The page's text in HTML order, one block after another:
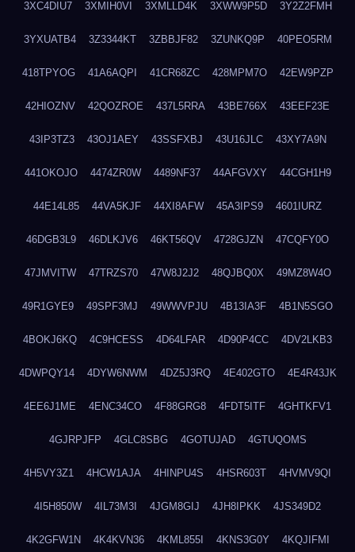
3XC4DIU7 3XMIH0VI 3XMLLD4K 3XWW9P5D 3Y2Z2FMH
3YXUATB4 3Z3344KT 3ZBBJF82 3ZUNKQ9P 40PEO5RM
418TPYOG 41A6AQPI 41CR68ZC 428MPM7O 42EW9PZP
42HIOZNV 42QOZROE 437L5RRA 43BE766X 43EEF23E
43IP3TZ3 43OJ1AEY 43SSFXBJ 43U16JLC 43XY7A9N
441OKOJO 4474ZR0W 4489NF37 44AFGVXY 44CGH1H9
44E14L85 44VA5KJF 44XI8AFW 45A3IPS9 4601IURZ
46DGB3L9 46DLKJV6 46KT56QV 4728GJZN 47CQFY0O
47JMVITW 47TRZS70 47W8J2J2 48QJBQ0X 49MZ8W4O
49R1GYE9 49SPF3MJ 49WWVPJU 4B13IA3F 4B1N5SGO
4BOKJ6KQ 4C9HCESS 4D64LFAR 4D90P4CC 4DV2LKB3
4DWPQY14 4DYW6NWM 4DZ5J3RQ 4E402GTO 4E4R43JK
4EE6J1ME 4ENC34CO 4F88GRG8 4FDT5ITF 4GHTKFV1
4GJRPJFP 4GLC8SBG 4GOTUJAD 4GTUQOMS
4H5VY3Z1 4HCW1AJA 4HINPU4S 4HSR603T 4HVMV9QI
4I5H850W 4IL73M3I 4JGM8GIJ 4JH8IPKK 4JS349D2
4K2GFW1N 4K4KVN36 4KML855I 4KNS3G0Y 4KQJIFMI